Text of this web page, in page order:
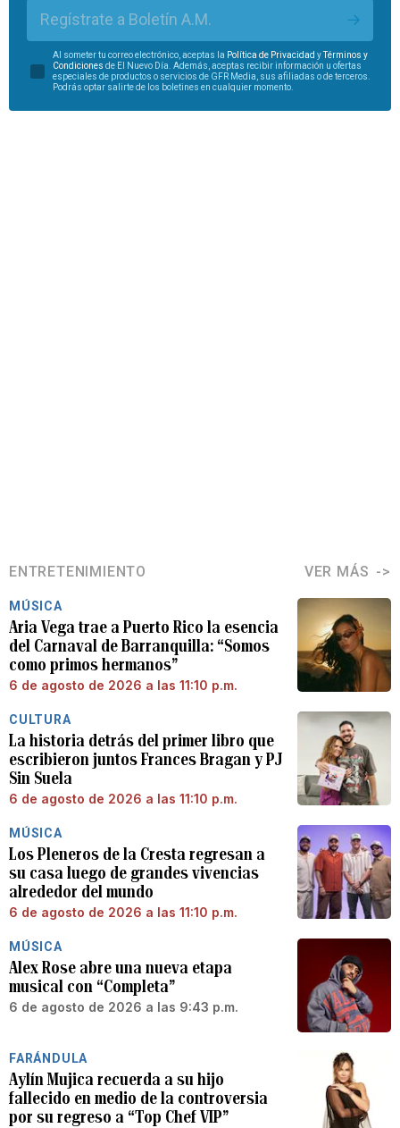
Regístrate a Boletín A.M.
Al someter tu correo electrónico, aceptas la Política de Privacidad yTérminos y
Condiciones de El Nuevo Día. Además, aceptas recibir información u ofertas
especiales de productos o servicios de GFR Media, sus afiliadas o de terceros.
Podrás optar salirte de los boletines en cualquier momento.
ENTRETENIMIENTO VER MÁS
MÚSICA
Aria Vega trae a Puerto Rico la esencia
del Carnaval de Barranquilla: “Somos
como primos hermanos”
6 de agosto de 2026 a las 11:10 p.m.
CULTURA
La historia detrás del primer libro que
escribieron juntos Frances Bragan y PJ
Sin Suela
6 de agosto de 2026 a las 11:10 p.m.
MÚSICA
Los Pleneros de la Cresta regresan a
su casa luego de grandes vivencias
alrededor del mundo
6 de agosto de 2026 a las 11:10 p.m.
MÚSICA
Alex Rose abre una nueva etapa
musical con “Completa”
6 de agosto de 2026 a las 9:43 p.m.
FARÁNDULA
Aylín Mujica recuerda a su hijo
fallecido en medio de la controversia
por su regreso a “Top Chef VIP”